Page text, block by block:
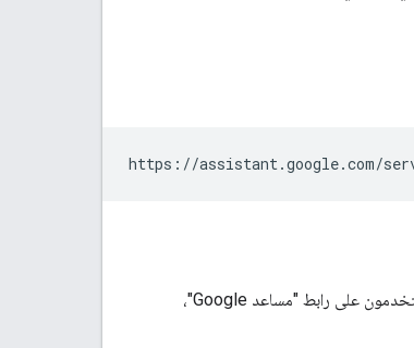
هي سلاسل ترسلها Google إلى الإجراء الخاص بك عندما ينقر المستخدمون على رابط "مساعد Google"،